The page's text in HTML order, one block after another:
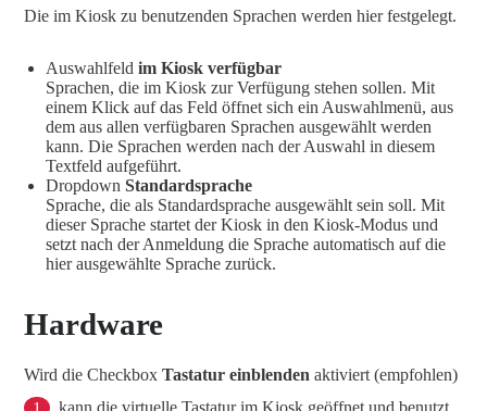
Die im Kiosk zu benutzenden Sprachen werden hier festgelegt.
Auswahlfeld im Kiosk verfügbar
Sprachen, die im Kiosk zur Verfügung stehen sollen. Mit
einem Klick auf das Feld öffnet sich ein Auswahlmenü, aus
dem aus allen verfügbaren Sprachen ausgewählt werden
kann. Die Sprachen werden nach der Auswahl in diesem
Textfeld aufgeführt.
Dropdown Standardsprache
Sprache, die als Standardsprache ausgewählt sein soll. Mit
dieser Sprache startet der Kiosk in den Kiosk-Modus und
setzt nach der Anmeldung die Sprache automatisch auf die
hier ausgewählte Sprache zurück.
Hardware
Wird die Checkbox Tastatur einblenden aktiviert (empfohlen)